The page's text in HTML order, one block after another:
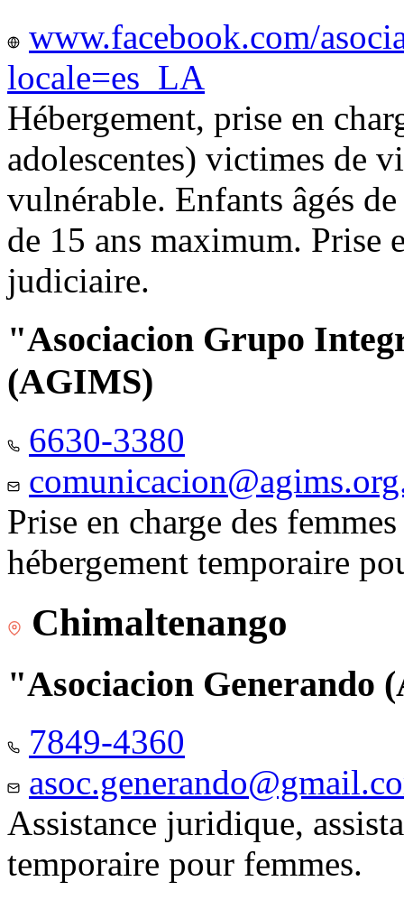
www.facebook.com/
locale=es_LA
Hébergement, prise en
adolescentes) victimes de
vulnérable. Enfants âgés
de 15 ans maximum. Prise
judiciaire.
"Asociacion Grupo
(AGIMS)
6630-3380
Prise en charge des
hébergement temporaire
Chimaltenango
"Asociacion Generando
7849-4360
Assistance juridique,
temporaire pour femmes.